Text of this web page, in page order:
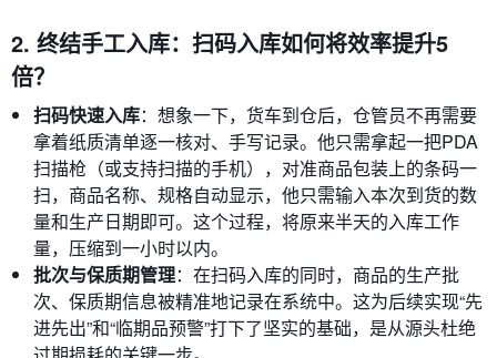
2. 终结手工入库：扫码入库如何将效率提升5
倍？
扫码快速入库：想象一下，货车到仓后，仓管员不再需要
拿着纸质清单逐一核对、手写记录。他只需拿起一把PDA
扫描枪（或支持扫描的手机），对准商品包装上的条码一
扫，商品名称、规格自动显示，他只需输入本次到货的数
量和生产日期即可。这个过程，将原来半天的入库工作
量，压缩到一小时以内。
批次与保质期管理：在扫码入库的同时，商品的生产批
次、保质期信息被精准地记录在系统中。这为后续实现“先
进先出”和“临期品预警”打下了坚实的基础，是从源头杜绝